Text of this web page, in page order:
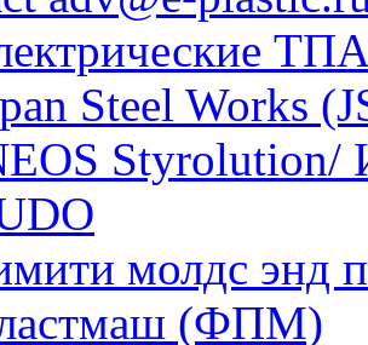
Steel Works
молдс энд
(ФПМ)